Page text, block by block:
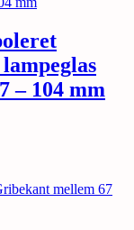
– 104 mm